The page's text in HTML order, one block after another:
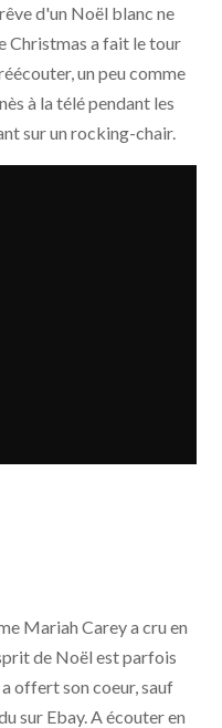
d'un Noël blanc ne
Christmas a fait le tour
un peu comme
à la télé pendant les
sur un rocking-chair.
Mariah Carey a cru en
de Noël est parfois
offert son coeur, sauf
sur Ebay. A écouter en